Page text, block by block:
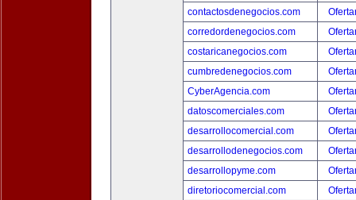
contactosdenegocios.com
corredordenegocios.com
costaricanegocios.com
cumbredenegocios.com
CyberAgencia.com
datoscomerciales.com
desarrollocomercial.com
desarrollodenegocios.com
desarrollopyme.com
diretoriocomercial.com